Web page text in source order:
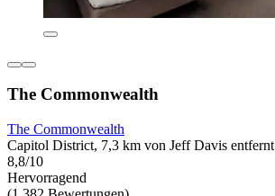
The Commonwealth
The Commonwealth
Capitol District, 7,3 km von Jeff Davis entfernt
8,8/10
Hervorragend